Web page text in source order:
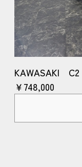
KAWASAKI
￥748,000